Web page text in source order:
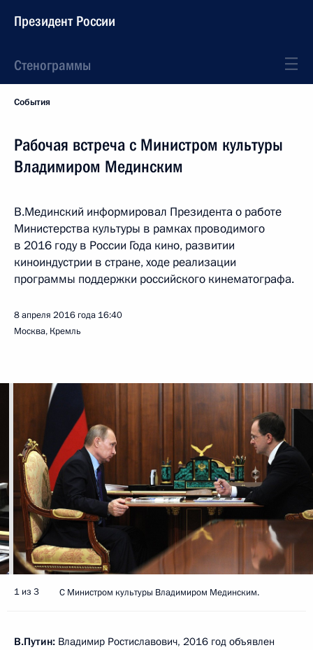
Президент России
Стенограммы
События
Рабочая встреча с Министром культуры
Владимиром Мединским
В.Мединский информировал Президента о работе
Министерства культуры в рамках проводимого
в 2016 году в России Года кино, развитии
киноиндустрии в стране, ходе реализации
программы поддержки российского кинематографа.
8 апреля 2016 года 16:40
Москва, Кремль
1 из 3 C Министром культуры Владимиром Мединским.
В.Путин: Владимир Ростиславович, 2016 год объявлен